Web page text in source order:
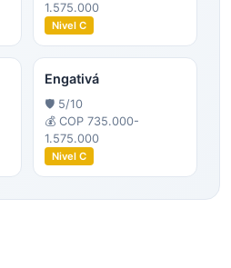
1.575.000
Nivel C
Engativá
🛡️ 5/10
💰 COP 735.000-
1.575.000
Nivel C